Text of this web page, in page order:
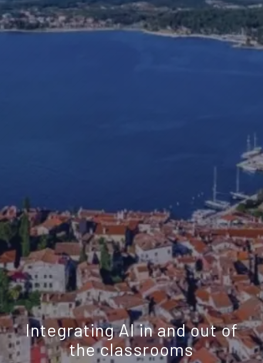
Integrating AI in and out of
the classrooms